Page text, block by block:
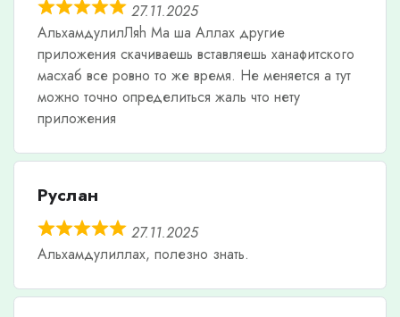
27.11.2025
АльхамдулилЛяh Ма ша Аллах другие
приложения скачиваешь вставляешь ханафитского
масхаб все ровно то же время. Не меняется а тут
можно точно определиться жаль что нету
приложения
Руслан
27.11.2025
Альхамдулиллах, полезно знать.